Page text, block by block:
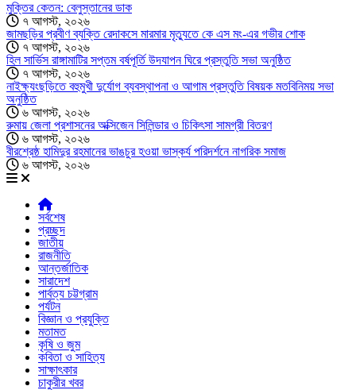
মুক্তির কেতন: বেলুস্তানের ডাক
৭ আগস্ট, ২০২৬
জামছড়ির প্রবীণ ব্যক্তি রেদাকসে মারমার মৃত্যুতে কে এস মং-এর গভীর শোক
৭ আগস্ট, ২০২৬
হিল সার্ভিস রাঙ্গামাটির সপ্তম বর্ষপূর্তি উদযাপন ঘিরে প্রস্তুতি সভা অনুষ্ঠিত
৭ আগস্ট, ২০২৬
নাইক্ষ্যংছড়িতে বহুমুখী দুর্যোগ ব্যবস্থাপনা ও আগাম প্রস্তুতি বিষয়ক মতবিনিময় সভা
অনুষ্ঠিত
৬ আগস্ট, ২০২৬
রুমায় জেলা প্রশাসনের অক্সিজেন সিলিন্ডার ও চিকিৎসা সামগ্রী বিতরণ
৬ আগস্ট, ২০২৬
বীরশ্রেষ্ঠ হামিদুর রহমানের ভাঙচুর হওয়া ভাস্কর্য পরিদর্শনে নাগরিক সমাজ
৬ আগস্ট, ২০২৬
সর্বশেষ
প্রচ্ছদ
জাতীয়
রাজনীতি
আন্তর্জাতিক
সারাদেশ
পার্বত্য চট্টগ্রাম
পর্যটন
বিজ্ঞান ও প্রযুক্তি
মতামত
কৃষি ও জুম
কবিতা ও সাহিত্য
সাক্ষাৎকার
চাকুরীর খবর